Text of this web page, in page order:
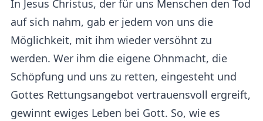
In Jesus Christus, der für uns Menschen den Tod
auf sich nahm, gab er jedem von uns die
Möglichkeit, mit ihm wieder versöhnt zu
werden. Wer ihm die eigene Ohnmacht, die
Schöpfung und uns zu retten, eingesteht und
Gottes Rettungsangebot vertrauensvoll ergreift,
gewinnt ewiges Leben bei Gott. So, wie es